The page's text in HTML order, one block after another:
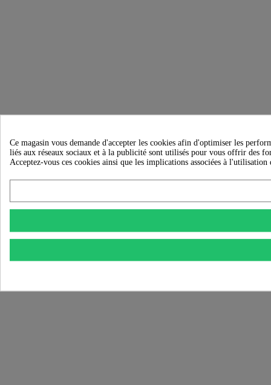
Ce magasin vous demande d'accepter les cookies afin d'optimiser les
liés aux réseaux sociaux et à la publicité sont utilisés pour vous offrir des
Acceptez-vous ces cookies ainsi que les implications associées à l'utilisation